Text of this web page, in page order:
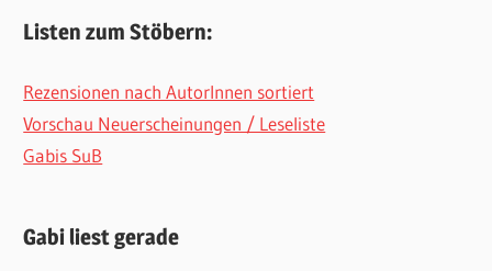
Listen zum Stöbern:
Rezensionen nach AutorInnen sortiert
Vorschau Neuerscheinungen / Leseliste
Gabis SuB
Gabi liest gerade